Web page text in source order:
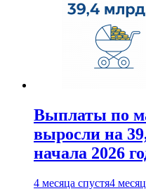
Выплаты по
выросли на
начала 2026
4 месяца спустя4